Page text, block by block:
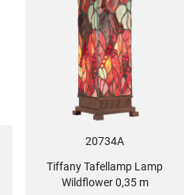
20734A
Tiffany Tafellamp Lamp
Wildflower 0,35 m